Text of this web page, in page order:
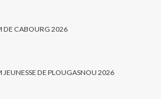
DE CABOURG 2026
JEUNESSE DE PLOUGASNOU 2026